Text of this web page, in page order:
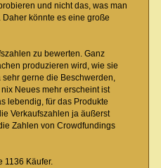
und nicht das, was man
könnte es eine große
zu bewerten. Ganz
produzieren wird, wie sie
gerne die Beschwerden,
Neues mehr erscheint ist
lebendig, für das Produkte
Verkaufszahlen ja äußerst
Zahlen von Crowdfundings
1136 Käufer.